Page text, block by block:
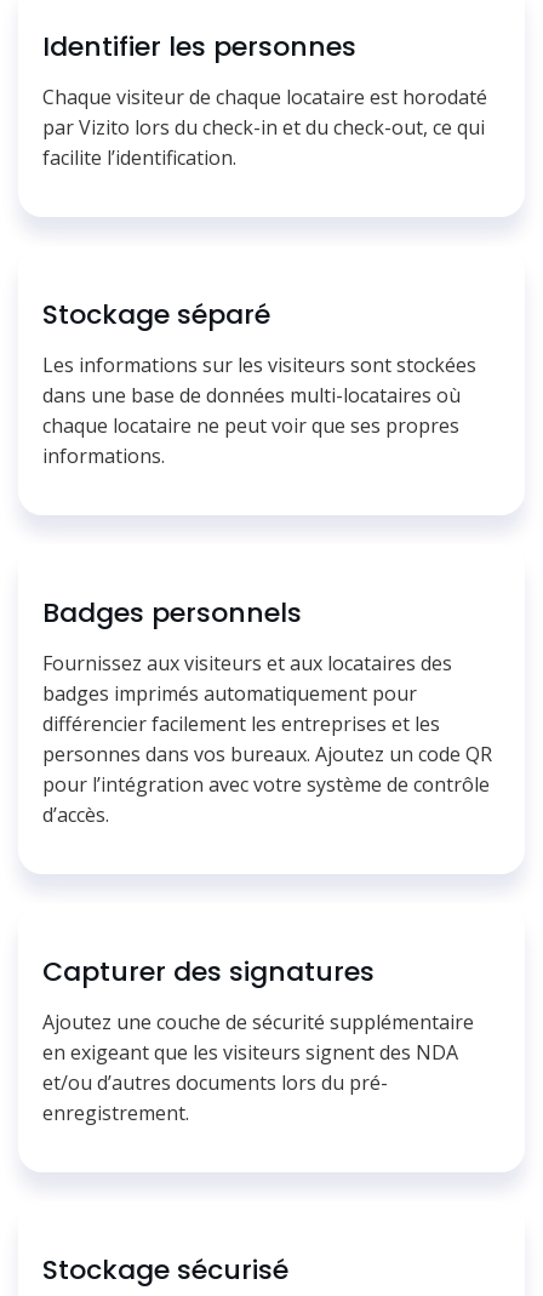
Identifier les personnes
Chaque visiteur de chaque locataire est horodaté
par Vizito lors du check-in et du check-out, ce qui
facilite l’identification.
Stockage séparé
Les informations sur les visiteurs sont stockées
dans une base de données multi-locataires où
chaque locataire ne peut voir que ses propres
informations.
Badges personnels
Fournissez aux visiteurs et aux locataires des
badges imprimés automatiquement pour
différencier facilement les entreprises et les
personnes dans vos bureaux. Ajoutez un code QR
pour l’intégration avec votre système de contrôle
d’accès.
Capturer des signatures
Ajoutez une couche de sécurité supplémentaire
en exigeant que les visiteurs signent des NDA
et/ou d’autres documents lors du pré-
enregistrement.
Stockage sécurisé